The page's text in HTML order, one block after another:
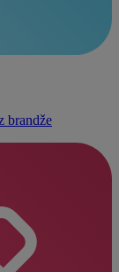
brandže